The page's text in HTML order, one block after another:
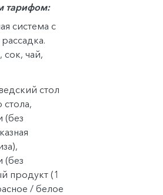
тарифом:
система с
чай,
стол
стола,
(без
(без
продукт (1
/ белое